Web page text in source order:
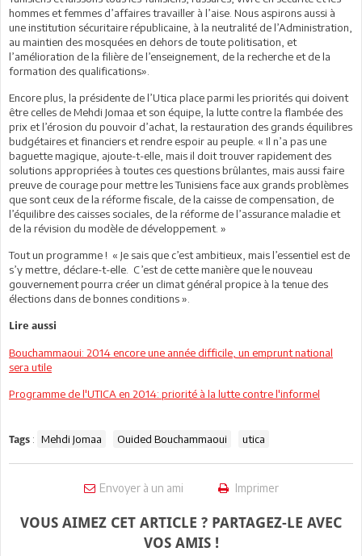
hommes et femmes d’affaires travailler à l’aise. Nous aspirons aussi à
une institution sécuritaire républicaine, à la neutralité de l’Administration,
au maintien des mosquées en dehors de toute politisation, et
l’amélioration de la filière de l’enseignement, de la recherche et de la
formation des qualifications».
Encore plus, la présidente de l’Utica place parmi les priorités qui doivent
être celles de Mehdi Jomaa et son équipe, la lutte contre la flambée des
prix et l’érosion du pouvoir d’achat, la restauration des grands équilibres
budgétaires et financiers et rendre espoir au peuple. « Il n’a pas une
baguette magique, ajoute-t-elle, mais il doit trouver rapidement des
solutions appropriées à toutes ces questions brûlantes, mais aussi faire
preuve de courage pour mettre les Tunisiens face aux grands problèmes
que sont ceux de la réforme fiscale, de la caisse de compensation, de
l’équilibre des caisses sociales, de la réforme de l’assurance maladie et
de la révision du modèle de développement. »
Tout un programme ! « Je sais que c’est ambitieux, mais l’essentiel est de
s’y mettre, déclare-t-elle. C’est de cette manière que le nouveau
gouvernement pourra créer un climat général propice à la tenue des
élections dans de bonnes conditions ».
Lire aussi
Bouchammaoui: 2014 encore une année difficile, un emprunt national
sera utile
Programme de l'UTICA en 2014: priorité à la lutte contre l'informel
Tags : Mehdi Jomaa Ouided Bouchammaoui utica
Envoyer à un ami Imprimer
VOUS AIMEZ CET ARTICLE ? PARTAGEZ-LE AVEC
VOS AMIS !